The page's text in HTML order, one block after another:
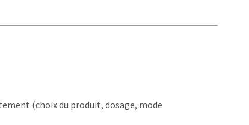
(choix du produit, dosage, mode